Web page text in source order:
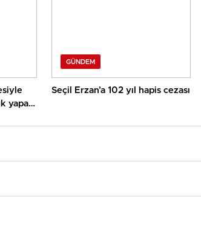
yapan
GÜNDEM
Seçil Erzan’a 102 yıl hapis cezası